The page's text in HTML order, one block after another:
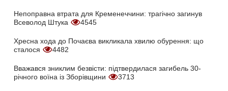
Непоправна втрата для Кременеччини: трагічно загинув
Всеволод Штука
4545
Хресна хода до Почаєва викликала хвилю обурення: що
сталося
4482
Вважався зниклим безвісти: підтвердилася загибель 30-
річного воїна із Зборівщини
3713